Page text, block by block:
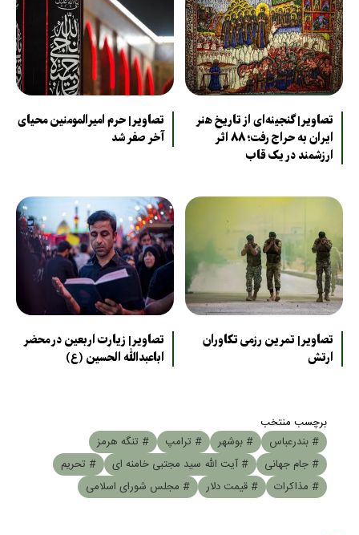
تصاویر| گنجینه‌ای از تاریخ هنر
ایران به حراج رفت؛ ۸۸ اثر
ارزشمند در یک قاب
تصاویر| حرم امیرالمومنین محیای
آخر صفر شد
تصاویر| تمرین رزمی تکاوران
ارتش
تصاویر| زیارت اربعین در محضر
اباعبدالله الحسین (ع)
برچسب منتخب
# بندرعباس
# بوشهر # ترامپ
# تنگه هرمز
# جام جهانی
# آیت الله سید مجتبی خامنه ای
# تحریم
# مذاکرات
# قیمت دلار # مجلس شورای اسلامی